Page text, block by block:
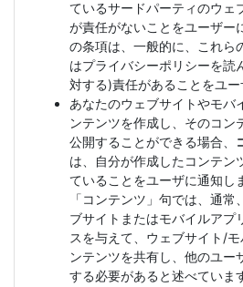
ているサードパーティのウェ
が責任がないことをユーザー
の条項は、一般的に、これら
はプライバシーポリシーを読
対する)責任があることをユー
あなたのウェブサイトやモバ
ンテンツを作成し、そのコン
公開することができる場合、
は、自分が作成したコンテン
ていることをユーザに通知し
「コンテンツ」句では、通
ブサイトまたはモバイルアプ
スを与えて、ウェブサイト/
ンテンツを共有し、他のユー
する必要があると述べていま